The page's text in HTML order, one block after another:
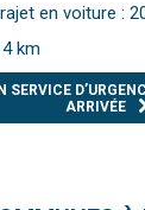
en voiture :
km
SERVICE
ARRIVÉE